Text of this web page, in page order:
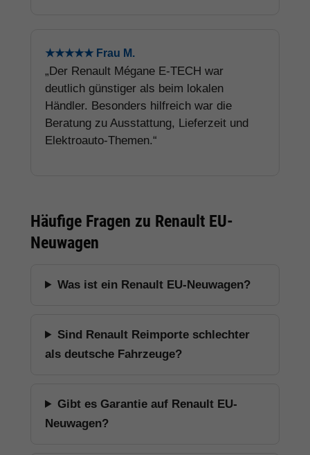
★★★★★ Frau M.
„Der Renault Mégane E-TECH war
deutlich günstiger als beim lokalen
Händler. Besonders hilfreich war die
Beratung zu Ausstattung, Lieferzeit und
Elektroauto-Themen.“
Häufige Fragen zu Renault EU-
Neuwagen
Was ist ein Renault EU-Neuwagen?
Sind Renault Reimporte schlechter
als deutsche Fahrzeuge?
Gibt es Garantie auf Renault EU-
Neuwagen?